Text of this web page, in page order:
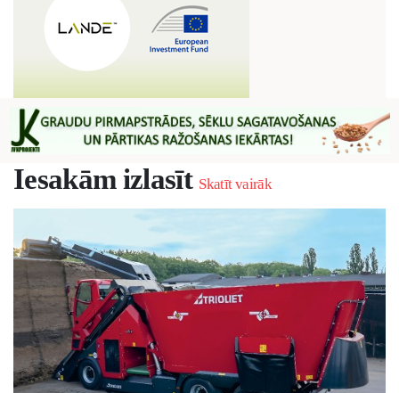
Iesakām izlasīt Skatīt vairāk